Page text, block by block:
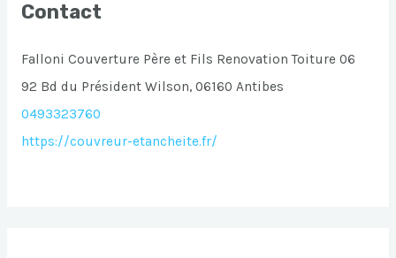
Contact
Falloni Couverture Père et Fils Renovation Toiture 06
92 Bd du Président Wilson, 06160 Antibes
0493323760
https://couvreur-etancheite.fr/